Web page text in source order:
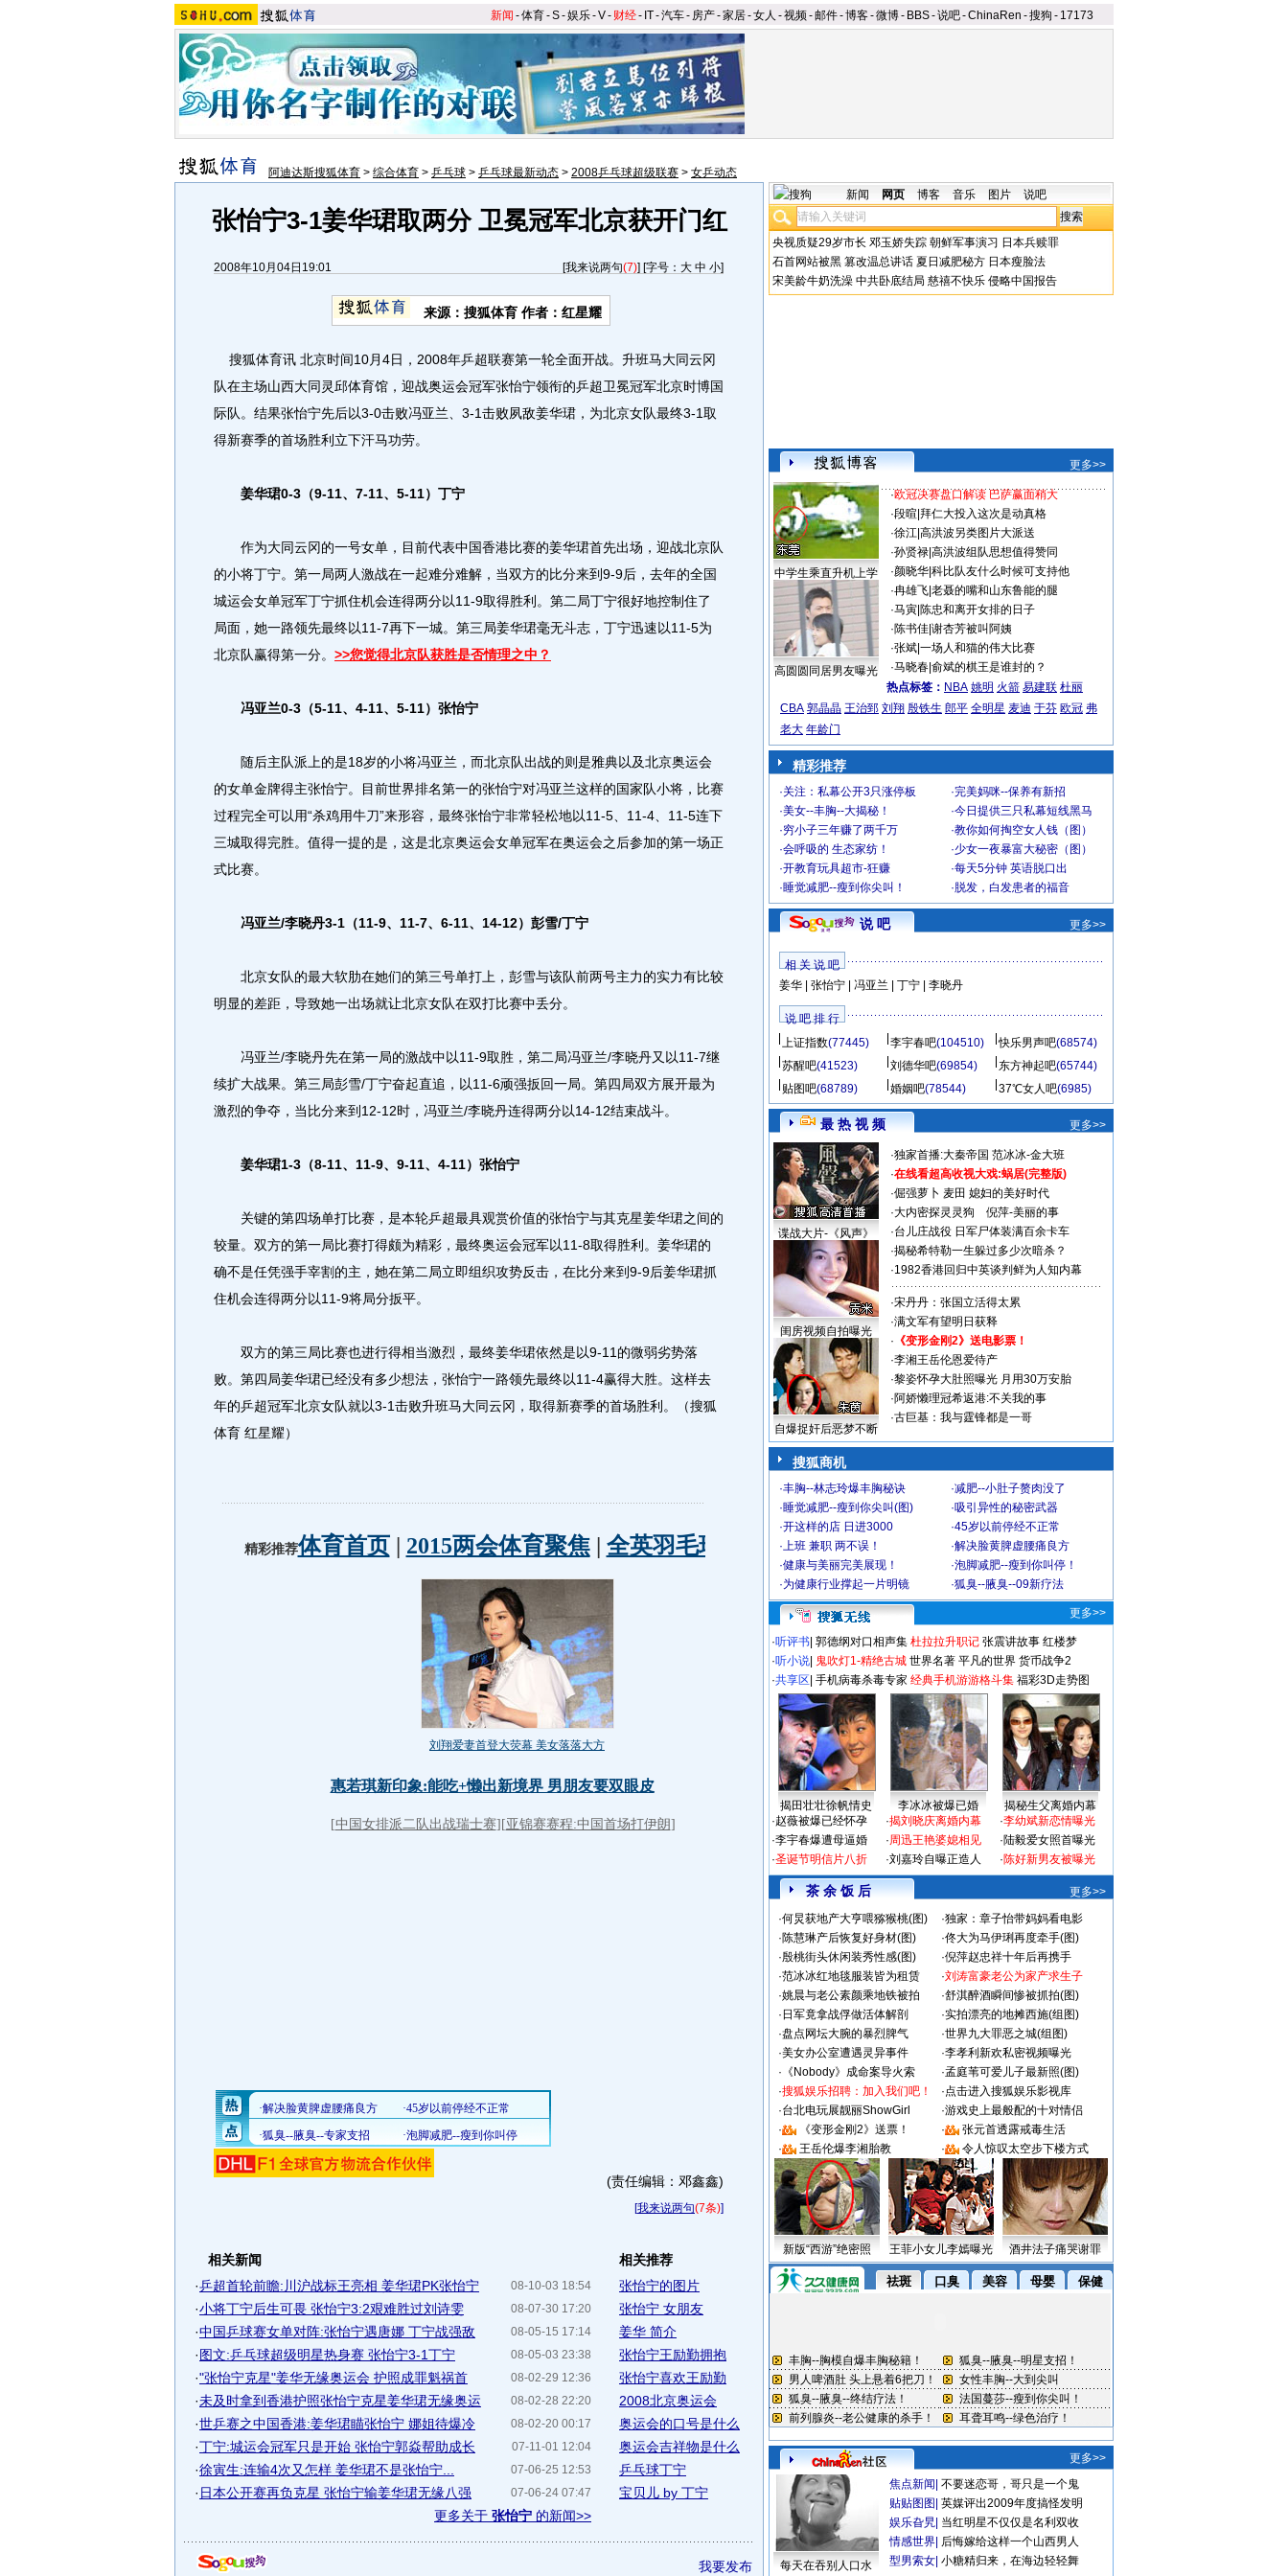
新闻 -体育-S-娱乐-V- 财经- IT-汽车- 房产-家居-女人 -视频-邮件-博客-微博- BBS-说吧-ChinaRen -搜狗 - 17173
阿迪达斯搜狐体育 > 综合体育 > 乒乓球 > 乒乓球最新动态 > 2008乒乓球超级联赛 > 女乒动态
张怡宁3-1姜华珺取两分 卫冕冠军北京获开门红
2008年10月04日19:01 [我来说两句(7)] [字号： 大 中 小]
来源：搜狐体育 作者：红星耀
搜狐体育讯 北京时间10月4日，2008年乒超联赛第一轮全面开战。升班马大同云冈
队在主场山西大同灵邱体育馆，迎战奥运会冠军张怡宁领衔的乒超卫冕冠军北京时博国
际队。结果张怡宁先后以3-0击败冯亚兰、3-1击败夙敌姜华珺，为北京女队最终3-1取
得新赛季的首场胜利立下汗马功劳。
姜华珺0-3（9-11、7-11、5-11）丁宁
作为大同云冈的一号女单，目前代表中国香港比赛的姜华珺首先出场，迎战北京队
的小将丁宁。第一局两人激战在一起难分难解，当双方的比分来到9-9后，去年的全国
城运会女单冠军丁宁抓住机会连得两分以11-9取得胜利。第二局丁宁很好地控制住了
局面，她一路领先最终以11-7再下一城。第三局姜华珺毫无斗志，丁宁迅速以11-5为
北京队赢得第一分。 >>您觉得北京队获胜是否情理之中？
冯亚兰0-3（5-11、4-11、5-11）张怡宁
随后主队派上的是18岁的小将冯亚兰，而北京队出战的则是雅典以及北京奥运会
的女单金牌得主张怡宁。目前世界排名第一的张怡宁对冯亚兰这样的国家队小将，比赛
过程完全可以用“杀鸡用牛刀”来形容，最终张怡宁非常轻松地以11-5、11-4、11-5连下
三城取得完胜。值得一提的是，这是北京奥运会女单冠军在奥运会之后参加的第一场正
式比赛。
冯亚兰/李晓丹3-1（11-9、11-7、6-11、14-12）彭雪/丁宁
北京女队的最大软肋在她们的第三号单打上，彭雪与该队前两号主力的实力有比较
明显的差距，导致她一出场就让北京女队在双打比赛中丢分。
冯亚兰/李晓丹先在第一局的激战中以11-9取胜，第二局冯亚兰/李晓丹又以11-7继
续扩大战果。第三局彭雪/丁宁奋起直追，以11-6顽强扳回一局。第四局双方展开最为
激烈的争夺，当比分来到12-12时，冯亚兰/李晓丹连得两分以14-12结束战斗。
姜华珺1-3（8-11、11-9、9-11、4-11）张怡宁
关键的第四场单打比赛，是本轮乒超最具观赏价值的张怡宁与其克星姜华珺之间的
较量。双方的第一局比赛打得颇为精彩，最终奥运会冠军以11-8取得胜利。姜华珺的
确不是任凭强手宰割的主，她在第二局立即组织攻势反击，在比分来到9-9后姜华珺抓
住机会连得两分以11-9将局分扳平。
双方的第三局比赛也进行得相当激烈，最终姜华珺依然是以9-11的微弱劣势落
败。第四局姜华珺已经没有多少想法，张怡宁一路领先最终以11-4赢得大胜。这样去
年的乒超冠军北京女队就以3-1击败升班马大同云冈，取得新赛季的首场胜利。（搜狐
体育 红星耀）
(责任编辑：邓鑫鑫)
[我来说两句(7条)]
相关新闻
08-10-03 18:54
·乒超首轮前瞻:川沪战标王亮相 姜华珺PK张怡宁
08-07-30 17:20
·小将丁宁后生可畏 张怡宁3:2艰难胜过刘诗雯
08-05-15 17:14
·中国乒球赛女单对阵:张怡宁遇唐娜 丁宁战强敌
08-05-03 23:38
·图文:乒乓球超级明星热身赛 张怡宁3-1丁宁
08-02-29 12:36
·"张怡宁克星"姜华无缘奥运会 护照成罪魁祸首
08-02-28 22:20
·未及时拿到香港护照张怡宁克星姜华珺无缘奥运
08-02-20 00:17
·世乒赛之中国香港:姜华珺瞄张怡宁 娜姐待爆冷
07-11-01 12:04
·丁宁:城运会冠军只是开始 张怡宁郭焱帮助成长
07-06-25 12:53
·徐寅生:连输4次又怎样 姜华珺不是张怡宁...
07-06-24 07:47
· 日本公开赛再负克星 张怡宁输姜华珺无缘八强
更多关于 张怡宁 的新闻>>
相关推荐
张怡宁的图片
张怡宁 女朋友
姜华 简介
张怡宁王励勤拥抱
张怡宁喜欢王励勤
2008北京奥运会
奥运会的口号是什么
奥运会吉祥物是什么
乒乓球丁宁
宝贝儿 by 丁宁
我要发布
新闻 网页 博客 音乐 图片 说吧
央视质疑29岁市长 邓玉娇失踪 朝鲜军事演习 日本兵赎罪
石首网站被黑 篡改温总讲话 夏日减肥秘方 日本瘦脸法
宋美龄牛奶洗澡 中共卧底结局 慈禧不快乐 侵略中国报告
更多>>
中学生乘直升机上学
高圆圆同居男友曝光
·欧冠决赛盘口解读 巴萨赢面稍大
·段暄 拜仁大投入这次是动真格
·徐江| 高洪波另类图片大派送
·孙贤禄| 高洪波组队思想值得赞同
·颜晓华| 科比队友什么时候可支持他
·冉雄飞| 老聂的嘴和山东鲁能的腿
·马寅| 陈忠和离开女排的日子
·陈书佳| 谢杏芳被叫阿姨
·张斌| 一场人和猫的伟大比赛
·马晓春| 俞斌的棋王是谁封的？
热点标签： NBA 姚明 火箭 易建联 杜丽
CBA 郭晶晶 王治郅 刘翔 殷铁生 郎平 全明星 麦迪 于芬 欧冠 弗
老大 年龄门
精彩推荐
·关注：私幕公开3只涨停板 ·完美妈咪--保养有新招
·美女--丰胸--大揭秘！ ·今日提供三只私幕短线黑马
·穷小子三年赚了两千万 ·教你如何掏空女人钱（图）
·会呼吸的 生态家纺！ ·少女一夜暴富大秘密（图）
·开教育玩具超市-狂赚 ·每天5分钟 英语脱口出
·睡觉减肥--瘦到你尖叫！ · 脱发，白发患者的福音
说 吧 更多>>
相 关 说 吧
姜华| 张怡宁| 冯亚兰 丁宁| 李晓丹
说 吧 排 行
上证指数(77445) 李宇春吧(104510) 快乐男声吧(68574)
苏醒吧(41523) 刘德华吧(69854) 东方神起吧(65744)
贴图吧(68789) 婚姻吧(78544) 37℃女人吧(6985)
最 热 视 频 更多>>
谍战大片-《风声》
闺房视频自拍曝光
自爆捉奸后恶梦不断
·独家首播:大秦帝国 范冰冰-金大班
·在线看超高收视大戏:蜗居(完整版)
·倔强萝卜 麦田 媳妇的美好时代
·大内密探灵灵狗
倪萍-美丽的事
·台儿庄战役 日军尸体装满百余卡车
·揭秘希特勒一生躲过多少次暗杀？
·1982香港回归中英谈判鲜为人知内幕
·宋丹丹：张国立活得太累
·满文军有望明日获释
· 《变形金刚2》送电影票！
·李湘王岳伦恩爱待产
·黎姿怀孕大肚照曝光 月用30万安胎
·阿娇懒理冠希返港:不关我的事
·古巨基：我与霆锋都是一哥
搜狐商机
·丰胸--林志玲爆丰胸秘诀 ·减肥--小肚子赘肉没了
·睡觉减肥--瘦到你尖叫(图) ·吸引异性的秘密武器
·开这样的店 日进3000 ·45岁以前停经不正常
·上班 兼职 两不误！ ·解决脸黄脾虚腰痛良方
·健康与美丽完美展现！ ·泡脚减肥--瘦到你叫停！
·为健康行业撑起一片明镜 ·狐臭--腋臭--09新疗法
更多>>
·听评书 郭德纲对口相声集 杜拉拉升职记 张震讲故事 红楼梦
·听小说 鬼吹灯1-精绝古城 世界名著 平凡的世界 货币战争2
·共享区 手机病毒杀毒专家 经典手机游游格斗集 福彩3D走势图
揭田壮壮徐帆情史 李冰冰被爆已婚
揭秘生父离婚内幕
·赵薇被爆已经怀孕
·李宇春爆遭母逼婚
·圣诞节明信片八折
·揭刘晓庆离婚内幕
·周迅王艳婆媳相见
·刘嘉玲自曝正造人
·李幼斌新恋情曝光
·陆毅爱女照首曝光
·陈好新男友被曝光
茶 余 饭 后
更多>>
·何炅获地产大亨喂猕猴桃(图) ·独家：章子怡带妈妈看电影
·陈慧琳产后恢复好身材(图) ·佟大为马伊琍再度牵手(图)
·殷桃街头休闲装秀性感(图) ·倪萍赵忠祥十年后再携手
·范冰冰红地毯服装皆为租赁 ·刘涛富豪老公为家产求生子
·姚晨与老公素颜乘地铁被拍 ·舒淇醉酒瞬间惨被抓拍(图)
· 日军竟拿战俘做活体解剖 ·实拍漂亮的地摊西施(组图)
·盘点网坛大腕的暴烈脾气 ·世界九大罪恶之城(组图)
·美女办公室遭遇灵异事件 ·李孝利新欢私密视频曝光
· 《Nobody》成命案导火索 ·孟庭苇可爱儿子最新照(图)
·搜狐娱乐招聘：加入我们吧！ ·点击进入搜狐娱乐影视库
·台北电玩展靓丽ShowGirl ·游戏史上最般配的十对情侣
·
《变形金刚2》送票！ ·
张元首透露戒毒生活
·
王岳伦爆李湘胎教 · 令人惊叹太空步下楼方式
新版“西游”绝密照 王菲小女儿李嫣曝光 酒井法子痛哭谢罪
更多>>
每天在吞别人口水
焦点新闻 不要迷恋哥，哥只是一个鬼
贴贴图图 英媒评出2009年度搞怪发明
娱乐旮旯 当红明星不仅仅是名利双收
情感世界 后悔嫁给这样一个山西男人
型男索女 小糖精归来，在海边轻轻舞